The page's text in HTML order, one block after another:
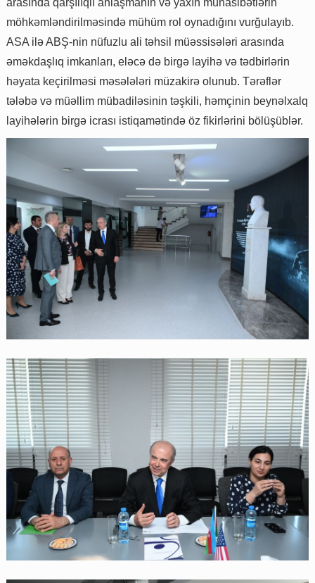
möhkəmləndirilməsində mühüm rol oynadığını vurğulayıb.
ASA ilə ABŞ-nin nüfuzlu ali təhsil müəssisələri arasında
əməkdaşlıq imkanları, eləcə də birgə layihə və tədbirlərin
həyata keçirilməsi məsələləri müzakirə olunub. Tərəflər
tələbə və müəllim mübadiləsinin təşkili, həmçinin beynəlxalq
layihələrin birgə icrası istiqamətində öz fikirlərini bölüşüblər.